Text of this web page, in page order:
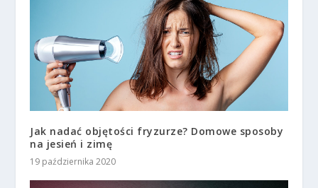
Jak nadać objętości fryzurze? Domowe sposoby
na jesień i zimę
19 października 2020